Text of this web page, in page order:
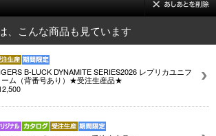
、こんな商品も見ています
B-LUCK DYNAMITE SERIES2026 レプリカユニフ
ーム（背番号あり）★受注生産品★